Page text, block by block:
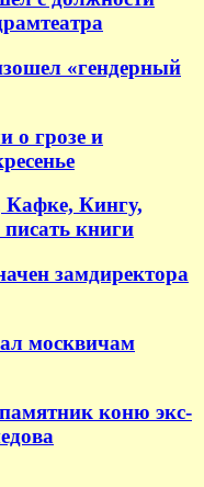
«гендерный
о грозе и
Кафке, Кингу,
книги
замдиректора
москвичам
коню экс-